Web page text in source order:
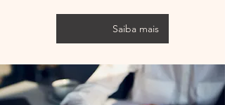
laudo psicológico deve apresentar de
durante o processo de avaliação. Ele
deve se limitar a fornecer informações
Saiba mais